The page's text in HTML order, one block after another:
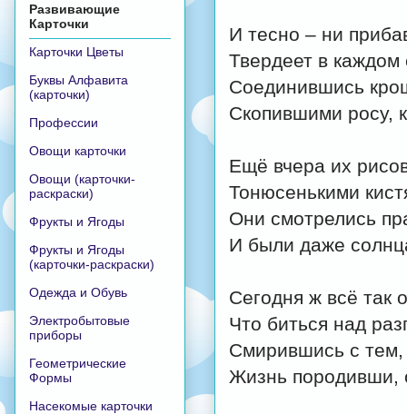
И тесно – ни
Твердеет в каждом
Соединившись
Скопившими росу,
Ещё вчера их
Тонюсенькими
Они смотрелись
И были даже
Сегодня ж всё так
Что биться над
Смирившись с тем,
Жизнь породивши,
Развивающие
Карточки
Карточки Цветы
Буквы Алфавита
(карточки)
Профессии
Овощи карточки
Овощи (карточки-
раскраски)
Фрукты и Ягоды
Фрукты и Ягоды
(карточки-раскраски)
Одежда и Обувь
Электробытовые
приборы
Геометрические
Формы
Насекомые карточки